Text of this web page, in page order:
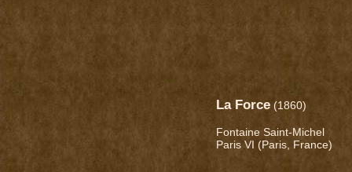
La Force (1860)
Fontaine Saint-Michel
Paris VI (Paris, France)